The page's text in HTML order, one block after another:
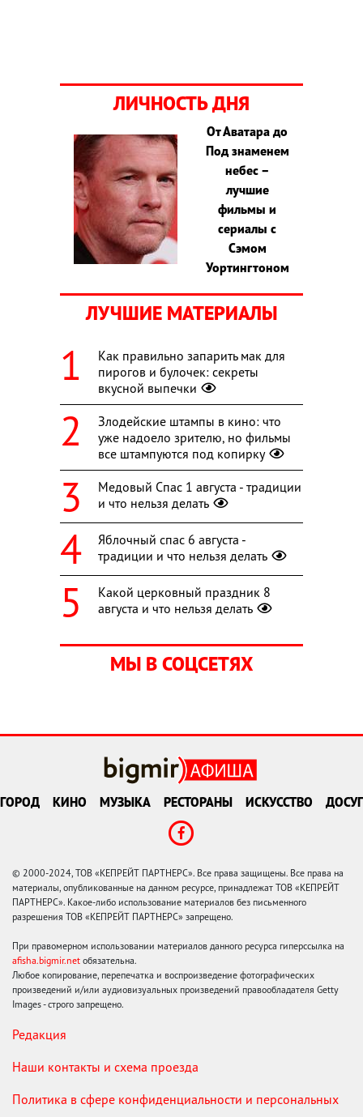
ЛИЧНОСТЬ ДНЯ
От Аватара до
Под знаменем
небес –
лучшие
фильмы и
сериалы с
Сэмом
Уортингтоном
ЛУЧШИЕ МАТЕРИАЛЫ
Как правильно запарить мак для
пирогов и булочек: секреты
вкусной выпечки
Злодейские штампы в кино: что
уже надоело зрителю, но фильмы
все штампуются под копирку
Медовый Спас 1 августа - традиции
и что нельзя делать
Яблочный спас 6 августа -
традиции и что нельзя делать
Какой церковный праздник 8
августа и что нельзя делать
МЫ В СОЦСЕТЯХ
ГОРОД КИНО МУЗЫКА РЕСТОРАНЫ ИСКУССТВО ДОСУГ
© 2000-2024, ТОВ «КЕПРЕЙТ ПАРТНЕРС». Все права защищены. Все права на
материалы, опубликованные на данном ресурсе, принадлежат ТОВ «КЕПРЕЙТ
ПАРТНЕРС». Какое-либо использование материалов без письменного
разрешения ТОВ «КЕПРЕЙТ ПАРТНЕРС» запрещено.
При правомерном использовании материалов данного ресурса гиперссылка на
afisha.bigmir.net обязательна.
Любое копирование, перепечатка и воспроизведение фотографических
произведений и/или аудиовизуальных произведений правообладателя Getty
Images - строго запрещено.
Редакция
Наши контакты и схема проезда
Политика в сфере конфиденциальности и персональных